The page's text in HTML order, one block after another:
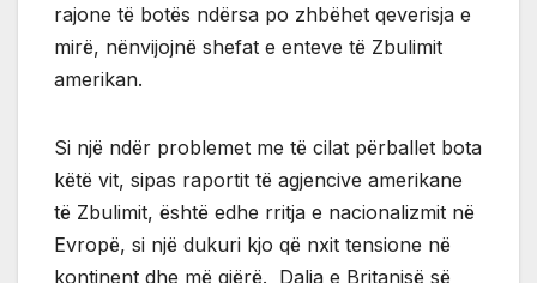
rajone të botës ndërsa po zhbëhet qeverisja e
mirë, nënvijojnë shefat e enteve të Zbulimit
amerikan.
Si një ndër problemet me të cilat përballet bota
këtë vit, sipas raportit të agjencive amerikane
të Zbulimit, është edhe rritja e nacionalizmit në
Evropë, si një dukuri kjo që nxit tensione në
kontinent dhe më gjërë. Dalja e Britanisë së